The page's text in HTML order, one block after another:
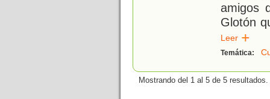
amigos
Glotón
Leer
Temática:
Mostrando del 1 al 5 de 5 resultados.